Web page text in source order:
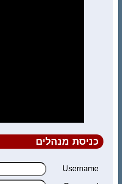
כניסת מנהלים
Username